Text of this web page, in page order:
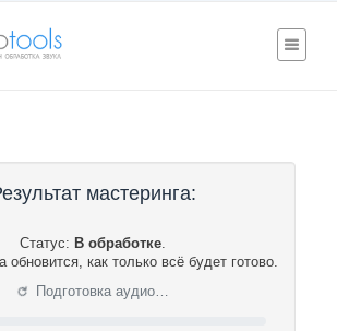
мастеринга:
Статус: В обработке.
обновится, как только всё будет готово.
⟳ Подготовка аудио…